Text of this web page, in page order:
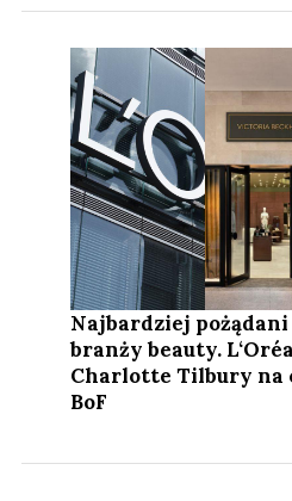
Najbardziej
branży beauty.
Charlotte Tilbury na
BoF